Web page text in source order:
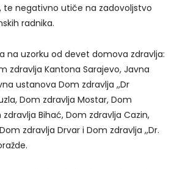
te negativno utiče na zadovoljstvo
radnika.
na uzorku od devet domova zdravlja:
zdravlja Kantona Sarajevo, Javna
ustanova Dom zdravlja ,,Dr
Dom zdravlja Mostar, Dom
Bihać, Dom zdravlja Cazin,
zdravlja Drvar i Dom zdravlja ,,Dr.